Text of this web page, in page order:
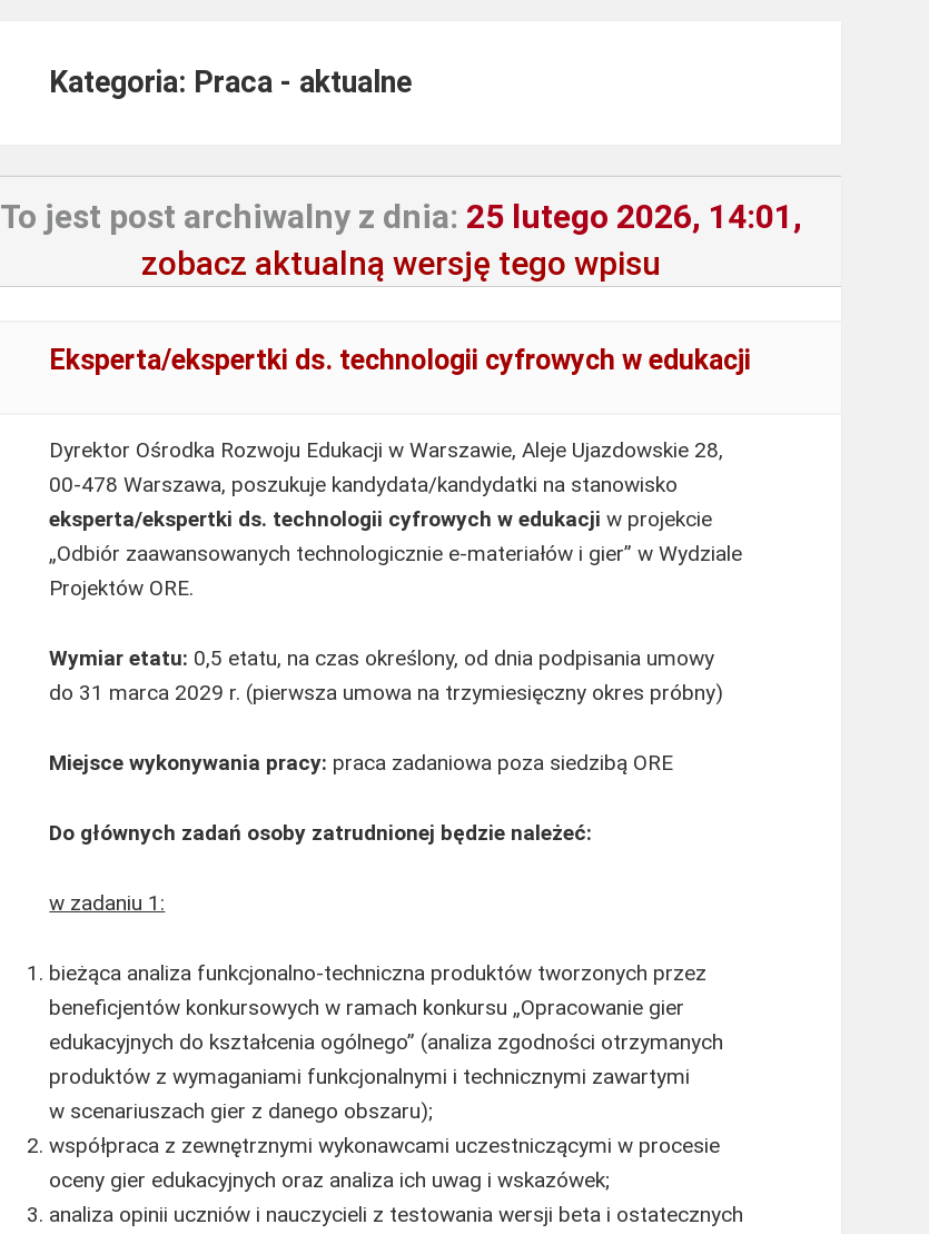
Kategoria: Praca - aktualne
To jest post archiwalny z dnia: 25 lutego 2026, 14:01,
zobacz aktualną wersję tego wpisu
Eksperta/ekspertki ds. technologii cyfrowych w edukacji
Dyrektor Ośrodka Rozwoju Edukacji w Warszawie, Aleje Ujazdowskie 28,
00-478 Warszawa, poszukuje kandydata/kandydatki na stanowisko
eksperta/ekspertki ds. technologii cyfrowych w edukacji w projekcie
„Odbiór zaawansowanych technologicznie e-materiałów i gier” w Wydziale
Projektów ORE.
Wymiar etatu: 0,5 etatu, na czas określony, od dnia podpisania umowy
do 31 marca 2029 r. (pierwsza umowa na trzymiesięczny okres próbny)
Miejsce wykonywania pracy: praca zadaniowa poza siedzibą ORE
Do głównych zadań osoby zatrudnionej będzie należeć:
w zadaniu 1:
bieżąca analiza funkcjonalno-techniczna produktów tworzonych przez
beneficjentów konkursowych w ramach konkursu „Opracowanie gier
edukacyjnych do kształcenia ogólnego” (analiza zgodności otrzymanych
produktów z wymaganiami funkcjonalnymi i technicznymi zawartymi
w scenariuszach gier z danego obszaru);
współpraca z zewnętrznymi wykonawcami uczestniczącymi w procesie
oceny gier edukacyjnych oraz analiza ich uwag i wskazówek;
analiza opinii uczniów i nauczycieli z testowania wersji beta i ostatecznych